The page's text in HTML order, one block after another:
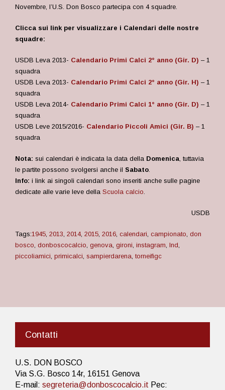
Novembre, l’U.S. Don Bosco partecipa con 4 squadre.
Clicca sui link per visualizzare i Calendari delle nostre
squadre:
USDB Leva 2013- Calendario Primi Calci 2° anno (Gir. D) – 1
squadra
USDB Leva 2013- Calendario Primi Calci 2° anno (Gir. H) – 1
squadra
USDB Leva 2014- Calendario Primi Calci 1° anno (Gir. D) – 1
squadra
USDB Leve 2015/2016- Calendario Piccoli Amici (Gir. B) – 1
squadra
Nota: sui calendari è indicata la data della Domenica, tuttavia
le partite possono svolgersi anche il Sabato.
Info: i link ai singoli calendari sono inseriti anche sulle pagine
dedicate alle varie leve della Scuola calcio.
USDB
Tags:1945, 2013, 2014, 2015, 2016, calendari, campionato, don
bosco, donboscocalcio, genova, gironi, instagram, lnd,
piccoliamici, primicalci, sampierdarena, torneifigc
Contatti
U.S. DON BOSCO
Via S.G. Bosco 14r, 16151 Genova
E-mail: segreteria@donboscocalcio.it Pec: